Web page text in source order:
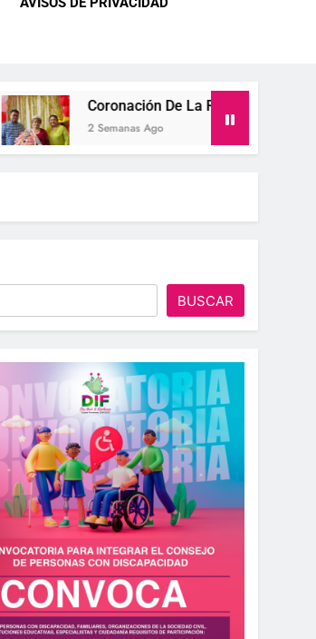
Coronación De La Reina IMPAM 2026 Del Club
2 Semanas Ago
BUSCAR